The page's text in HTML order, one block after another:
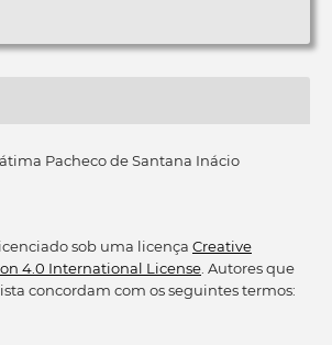
Pacheco de Santana Inácio
sob uma licença Creative
4.0 International License. Autores que
concordam com os seguintes termos: